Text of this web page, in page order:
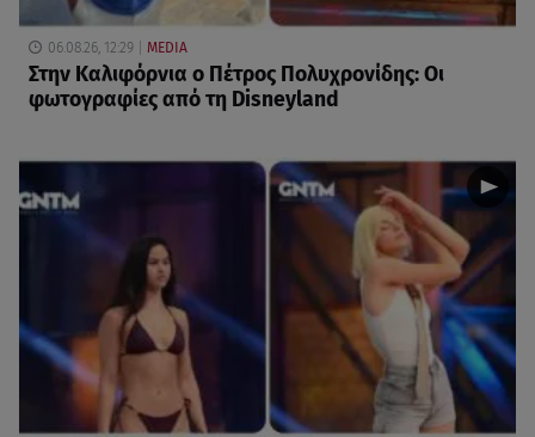
06.08.26, 12:29 MEDIA
Στην Καλιφόρνια ο Πέτρος Πολυχρονίδης: Οι
φωτογραφίες από τη Disneyland